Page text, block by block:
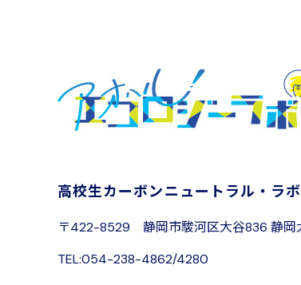
高校生カーボンニュートラル・ラボ
〒422-8529 静岡市駿河区大谷836 静岡
TEL:054-238-4862/4280